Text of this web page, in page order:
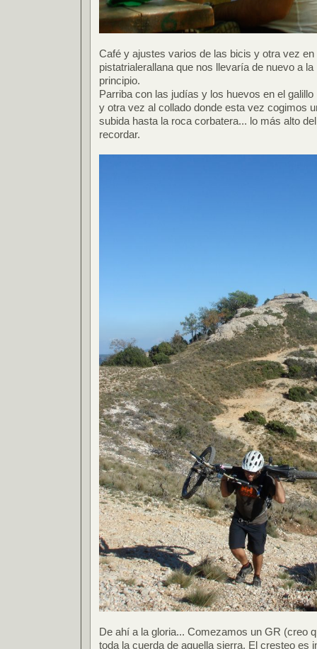
Café y ajustes varios de las bicis y otra vez
pistatrialerallana que nos llevaría de nuevo a
principio.
Parriba con las judías y los huevos en el
y otra vez al collado donde esta vez cogimos
subida hasta la roca corbatera... lo más alto
recordar.
De ahí a la gloria... Comezamos un GR (creo
toda la cuerda de aquella sierra. El cresteo es